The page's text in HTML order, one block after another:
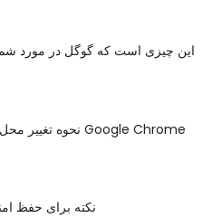
این چیزی است که گوگل در مورد
نحوه تغییر محل دانلود فایل در Google Chrome
5 نکته برای حفظ